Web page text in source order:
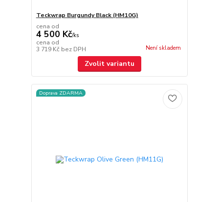
Teckwrap Burgundy Black (HM10G)
cena od
4 500 Kč/ks
cena od
3 719 Kč bez DPH Není skladem
Zvolit variantu
Doprava ZDARMA